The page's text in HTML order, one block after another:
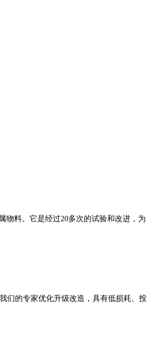
物料。它是经过20多次的试验和改进，为
们的专家优化升级改造，具有低损耗、投